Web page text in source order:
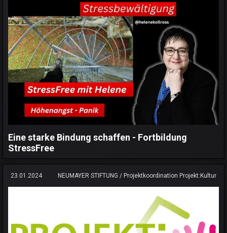
Eine starke Bindung schaffen - Fortbildung
StressFree
23.01.2024 NEUMAYER STIFTUNG / Projektkoordination Projekt:Kultur